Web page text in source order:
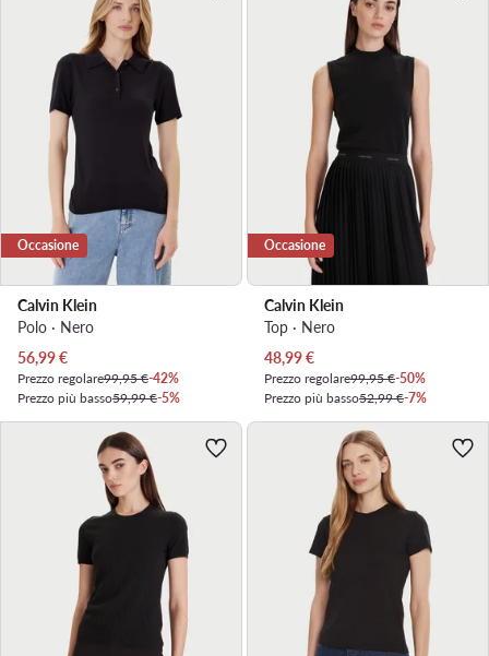
Occasione
Calvin Klein
Polo · Nero
Prezzo attuale
56,99€
Prezzo regolare99,95 €-42%
Prezzo più basso59,99 €-5%
Occasione
Calvin Klein
Top · Nero
Prezzo attuale
48,99€
Prezzo regolare99,95 €-50%
Prezzo più basso52,99 €-7%